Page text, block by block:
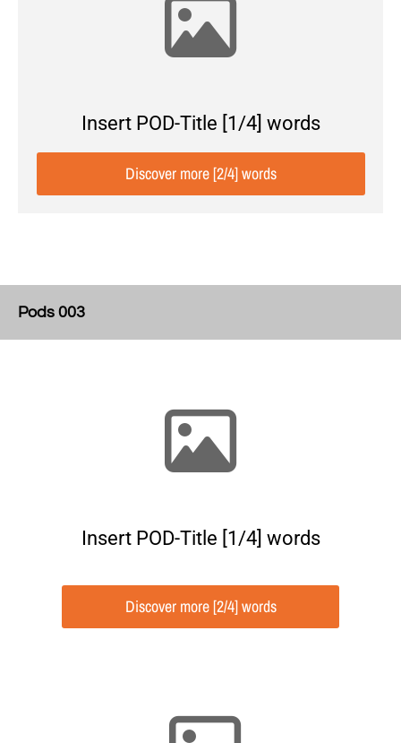
Insert POD-Title [1/4] words
Discover more [2/4] words
Pods 003
Insert POD-Title [1/4] words
Discover more [2/4] words